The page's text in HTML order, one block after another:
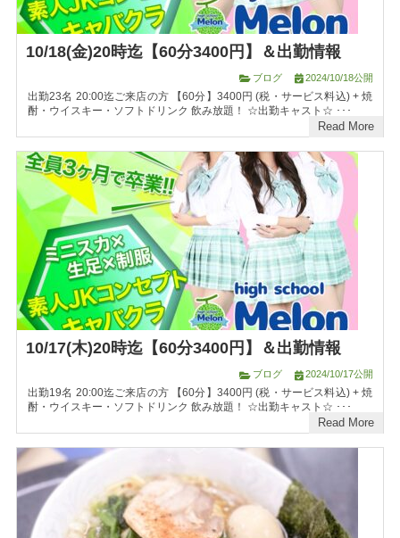
10/18(金)20時迄【60分3400円】＆出勤情報
ブログ 2024/10/18公開
出勤23名 20:00迄ご来店の方 【60分】3400円 (税・サービス料込) + 焼
酎・ウイスキー・ソフトドリンク 飲み放題！ ☆出勤キャスト☆ ･･･
Read More
10/17(木)20時迄【60分3400円】＆出勤情報
ブログ 2024/10/17公開
出勤19名 20:00迄ご来店の方 【60分】3400円 (税・サービス料込) + 焼
酎・ウイスキー・ソフトドリンク 飲み放題！ ☆出勤キャスト☆ ･･･
Read More